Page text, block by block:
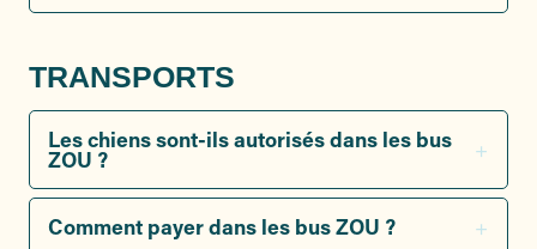
TRANSPORTS
Les chiens sont-ils autorisés dans les bus
ZOU ?
Comment payer dans les bus ZOU ?